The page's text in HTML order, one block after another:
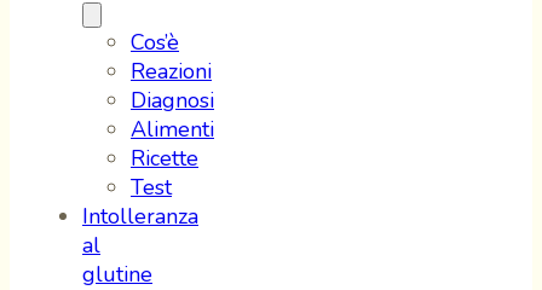
Cos’è
Reazioni
Diagnosi
Alimenti
Ricette
Test
Intolleranza
al
glutine